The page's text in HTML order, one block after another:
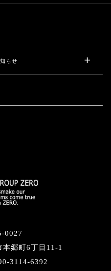
0027
郷町6丁目11-1
3114-6392
らせ